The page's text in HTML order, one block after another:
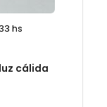
hs
luz cálida